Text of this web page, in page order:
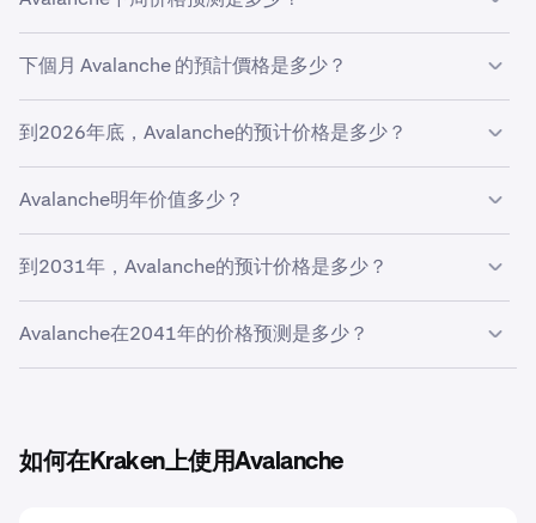
使用您预测的增长率5%，下周Avalanche
的预计价格将为
下個月 Avalanche 的預計價格是多少？
如果Avalanche以您预测的5%的速度增长，预计本月底价
到2026年底，Avalanche的预计价格是多少？
根據你預測的5%的增長率，到 2026 年底
Avalanche 的價
Avalanche明年价值多少？
您据您的增长预测，2027年的Avalanche价格预计为
到2031年，Avalanche的预计价格是多少？
根據你在價格預測工具中輸入的增長預測，
Avalanche在2041年的价格预测是多少？
如何在Kraken上使用Avalanche